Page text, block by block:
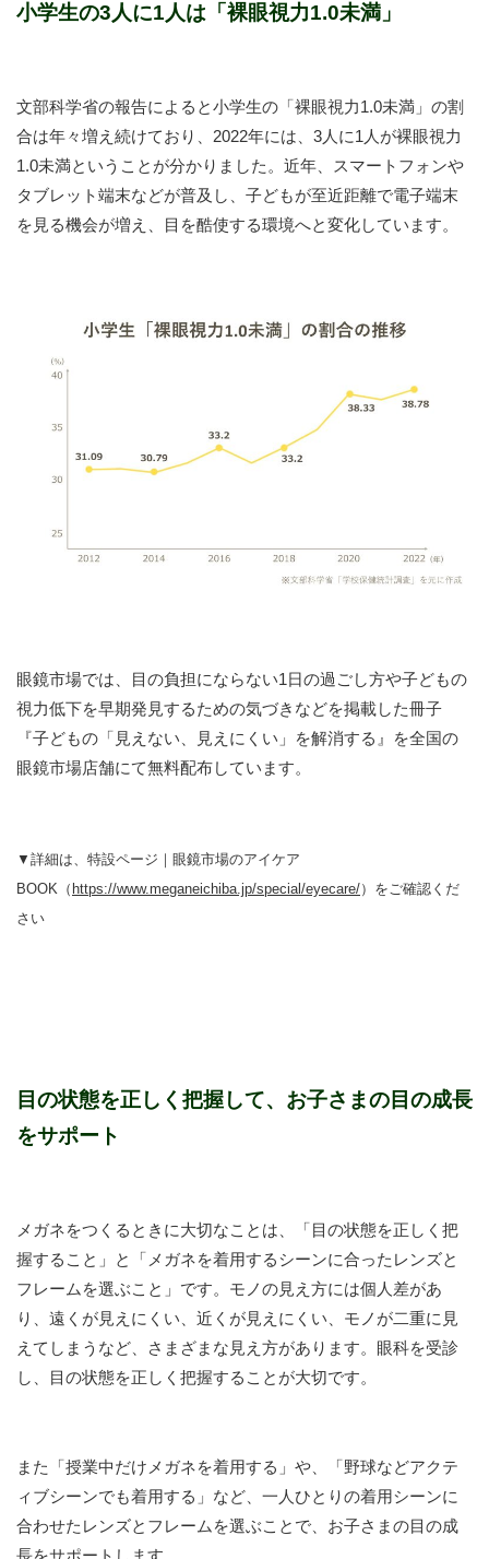
小学生の3人に1人は「裸眼視力1.0未満」
文部科学省の報告によると小学生の「裸眼視力1.0未満」の割
合は年々増え続けており、2022年には、3人に1人が裸眼視力
1.0未満ということが分かりました。 近年、スマートフォンや
タブレット端末などが普及し、子どもが至近距離で電子端末
を見る機会が増え、目を酷使する環境へと変化しています。
眼鏡市場では、目の負担にならない1日の過ごし方や子どもの
視力低下を早期発見するための気づきなどを掲載した冊子
『子どもの「見えない、見えにくい」を解消する』を全国の
眼鏡市場店舗にて無料配布しています。
▼詳細は、特設ページ｜眼鏡市場のアイケア
BOOK（ https://www.meganeichiba.jp/special/eyecare/）をご確認くだ
さい
目の状態を正しく把握して、お子さまの目の成長
をサポート
メガネをつくるときに大切なことは、「目の状態を正しく把
握すること」と「メガネを着用するシーンに合ったレンズと
フレームを選ぶこと」です。モノの見え方には個人差があ
り、遠くが見えにくい、近くが見えにくい、モノが二重に見
えてしまうなど、さまざまな見え方があります。眼科を受診
し、目の状態を正しく把握することが大切です。
また「授業中だけメガネを着用する」や、「野球などアクテ
ィブシーンでも着用する」など、一人ひとりの着用シーンに
合わせたレンズとフレームを選ぶことで、お子さまの目の成
長をサポートします。